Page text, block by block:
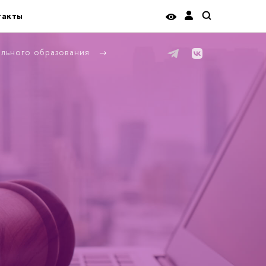
образования